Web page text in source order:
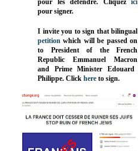
pour signer.
I invite you to sign that bilingual
petition which will be passed on
to President of the French
Republic Emmanuel Macron
and Prime Minister Edouard
Philippe. Click here to sign.